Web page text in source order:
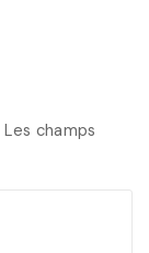
Les champs